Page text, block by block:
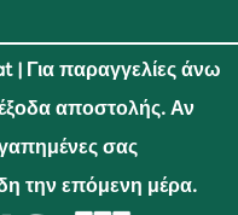
| Για παραγγελίες άνω
αποστολής. Αν
σας
την επόμενη μέρα.